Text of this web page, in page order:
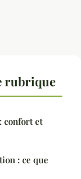
rubrique
confort et
: ce que